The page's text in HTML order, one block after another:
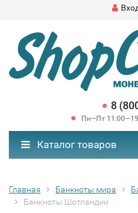
8
Пн—Пт
Каталог товаров
Главная Банкноты мира
Банкноты Шотландии